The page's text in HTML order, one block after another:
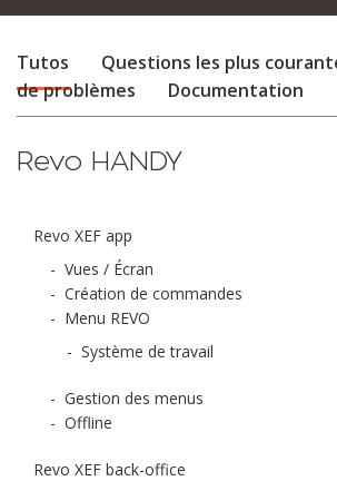
Tutos Questions les plus
de problèmes
Documentation
Revo HANDY
Revo XEF app
- Vues / Écran
- Création de commandes
- Menu REVO
- Système de travail
- Gestion des menus
- Offline
Revo XEF back-office